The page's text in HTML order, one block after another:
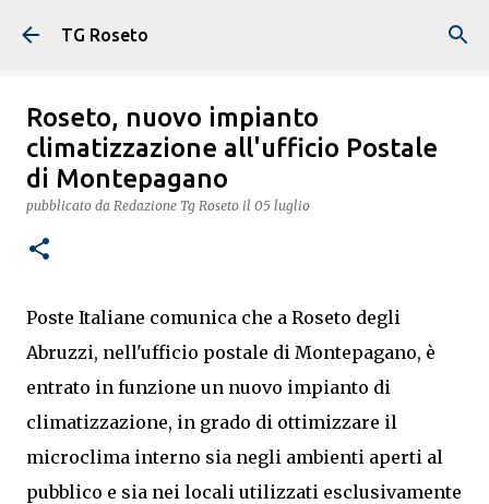
Passa ai contenuti principali
TG Roseto
Roseto, nuovo impianto
climatizzazione all'ufficio Postale
di Montepagano
pubblicato da Redazione Tg Roseto il 05 luglio
Poste Italiane comunica che a Roseto degli
Abruzzi, nell'ufficio postale di Montepagano, è
entrato in funzione un nuovo impianto di
climatizzazione, in grado di ottimizzare il
microclima interno sia negli ambienti aperti al
pubblico e sia nei locali utilizzati esclusivamente